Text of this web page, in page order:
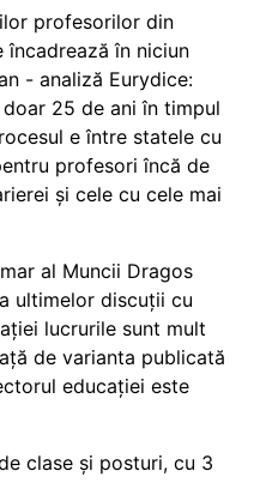
profesorilor din
încadrează în niciun
- analiză Eurydice:
25 de ani în timpul
e între statele cu
profesori încă de
și cele cu cele mai
al Muncii Dragos
ultimelor discuții cu
lucrurile sunt mult
de varianta publicată
educației este
clase și posturi, cu 3